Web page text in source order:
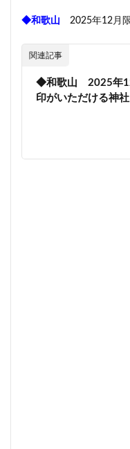
◆和歌山 2025年12月
関連記事
◆和歌山 2025年
印がいただける神社